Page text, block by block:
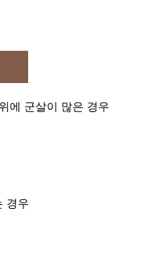
에 군살이 많은 경우
경우